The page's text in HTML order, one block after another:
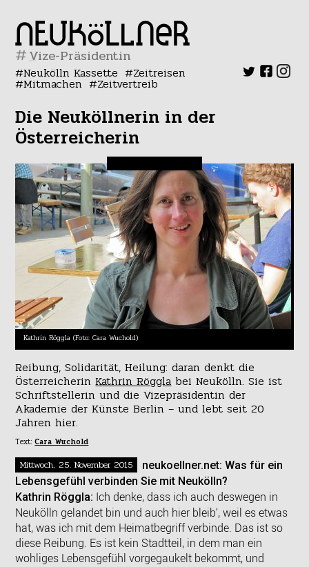
#
Neukölln Kassette Zeitreisen
Mitmachen Zeitvertreib
Die Neuköllnerin in der
Österreicherin
Kathrin Röggla (Foto: Cara Wuchold)
Reibung, Solidarität, Heilung: daran denkt die
ÖsterreicherinKathrin Röggla bei Neukölln. Sie ist
Schriftstellerin und die Vizepräsidentin der
Akademie der Künste Berlin – und lebt seit 20
Jahren hier.
Text:Cara Wuchold
Mittwoch, 25. November 2015
neukoellner.net: Was für ein
Lebensgefühl verbinden Sie mit Neukölln?
Kathrin Röggla: Ich denke, dass ich auch deswegen in
Neukölln gelandet bin und auch hier bleib‘, weil es etwas
hat, was ich mit dem Heimatbegriff verbinde. Das ist so
diese Reibung. Es ist kein Stadtteil, in dem man ein
wohliges Lebensgefühl vorgegaukelt bekommt, und